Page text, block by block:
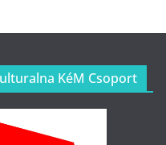
KéM Csoport